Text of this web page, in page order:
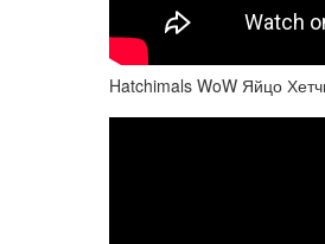
Hatchimals WoW Яйцо